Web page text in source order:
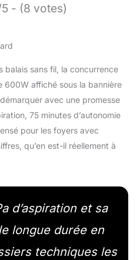
- (8 votes)
balais sans fil, la concurrence
600W affiché sous la bannière
avec une promesse
75 minutes d’autonomie
pour les foyers avec
qu’en est-il réellement à
d’aspiration et sa
longue durée en
techniques les